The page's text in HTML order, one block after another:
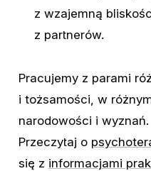
z wzajemną
z partnerów.
Pracujemy z parami
i tożsamości, w
narodowości i wyznań.
Przeczytaj o
się z informacjami